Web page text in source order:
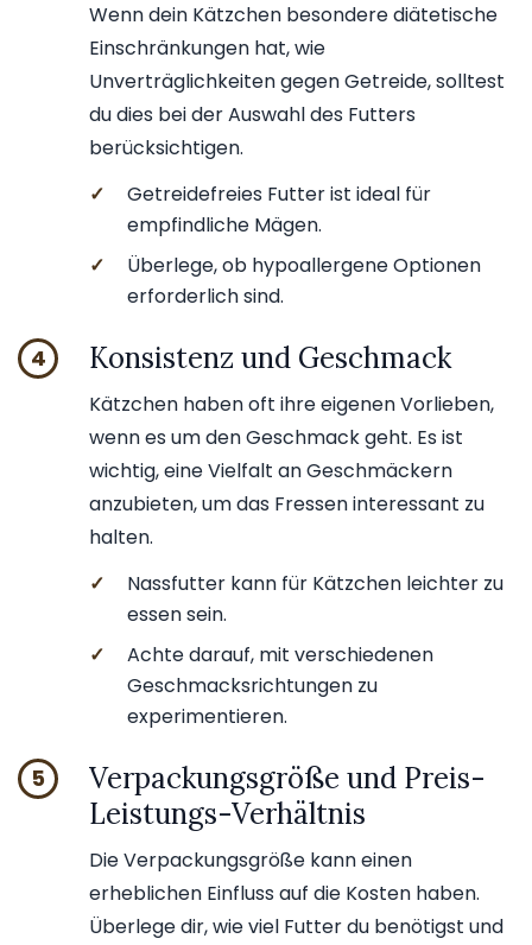
Wenn dein Kätzchen besondere diätetische
Einschränkungen hat, wie
Unverträglichkeiten gegen Getreide, solltest
du dies bei der Auswahl des Futters
berücksichtigen.
✓
Getreidefreies Futter ist ideal für
empfindliche Mägen.
✓
Überlege, ob hypoallergene Optionen
erforderlich sind.
4 Konsistenz und Geschmack
Kätzchen haben oft ihre eigenen Vorlieben,
wenn es um den Geschmack geht. Es ist
wichtig, eine Vielfalt an Geschmäckern
anzubieten, um das Fressen interessant zu
halten.
✓
Nassfutter kann für Kätzchen leichter zu
essen sein.
✓
Achte darauf, mit verschiedenen
Geschmacksrichtungen zu
experimentieren.
5
Verpackungsgröße und Preis-
Leistungs-Verhältnis
Die Verpackungsgröße kann einen
erheblichen Einfluss auf die Kosten haben.
Überlege dir, wie viel Futter du benötigst und